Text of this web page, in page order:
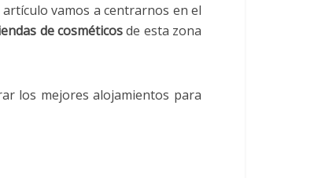
artículo vamos a centrarnos en el
de cosméticosde esta zona
los mejores alojamientos para